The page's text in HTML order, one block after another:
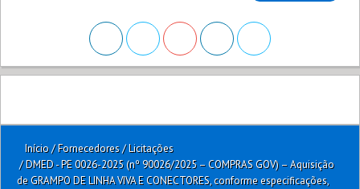
Início/Fornecedores/Licitações
/DMED - PE 0026-2025 (nº 90026/2025 – COMPRAS GOV) – Aquisição
de GRAMPO DE LINHA VIVA E CONECTORES, conforme especificações,